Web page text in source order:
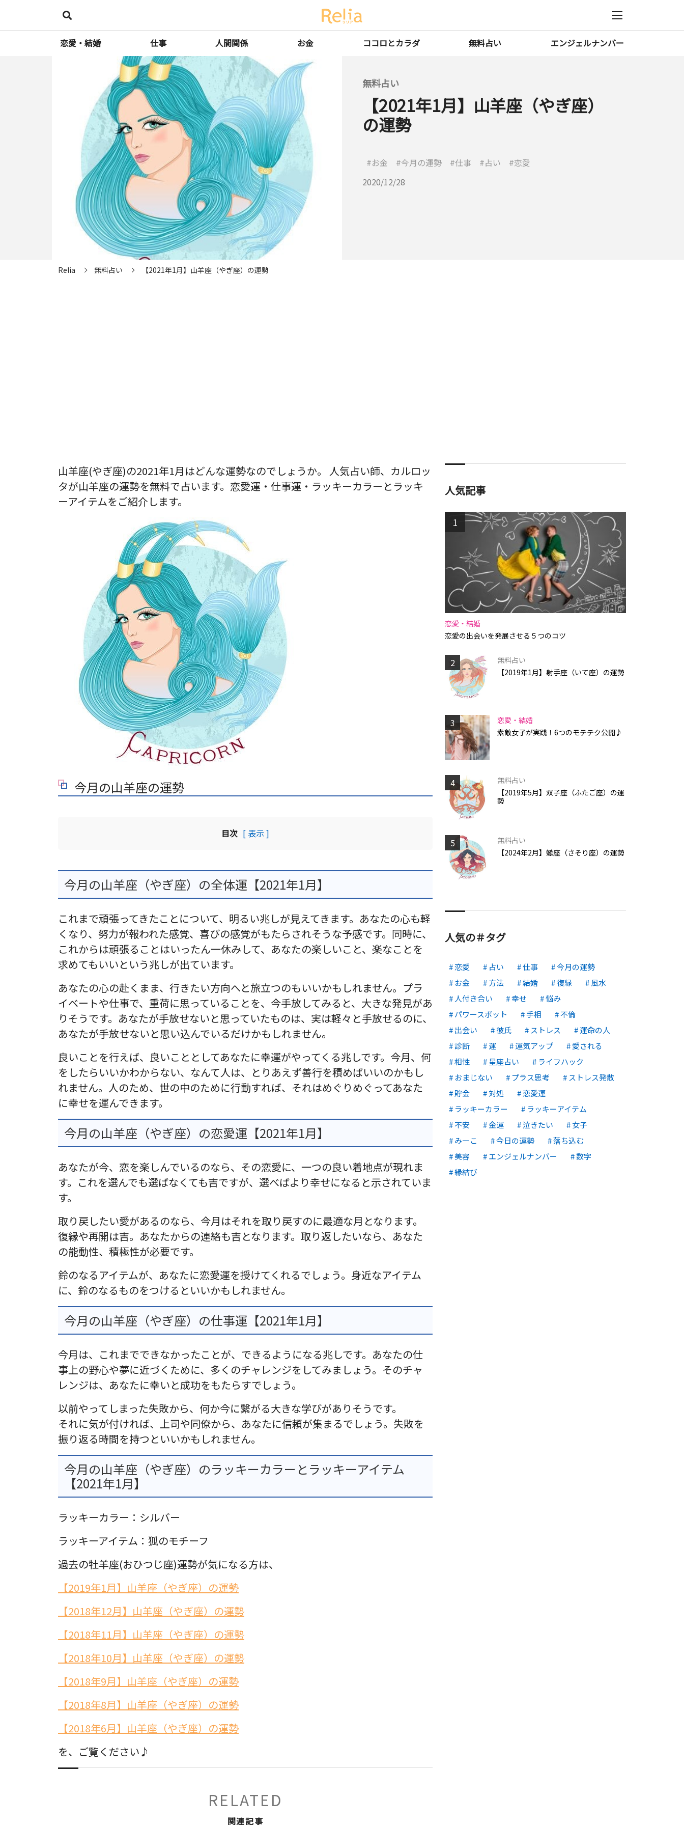
恋愛・結婚 仕事 人間関係 お金 ココロとカラダ 無料占い エンジェルナンバー
無料占い
【2021年1月】山羊座（やぎ座）
の運勢
お金 今月の運勢 仕事 占い
恋愛
2020/12/28
Relia 無料占い 【2021年1月】山羊座（やぎ座）の運勢
山羊座(やぎ座)の2021年1月はどんな運勢なのでしょうか。 人気占い師、カルロッ
タが山羊座の運勢を無料で占います。恋愛運・仕事運・ラッキーカラーとラッキ
ーアイテムをご紹介します。
今月の山羊座の運勢
目次 [ 表示 ]
今月の山羊座（やぎ座）の全体運【2021年1月】
これまで頑張ってきたことについて、明るい兆しが見えてきます。あなたの心も軽
くなり、努力が報われた感覚、喜びの感覚がもたらされそうな予感です。同時に、
これからは頑張ることはいったん一休みして、あなたの楽しいこと、楽なことを
求めてもいいという兆しが出ています。
あなたの心の赴くまま、行きたい方向へと旅立つのもいいかもしれません。プラ
イベートや仕事で、重荷に思っていることを、今手放してみると、大きな発見があ
りそうです。あなたが手放せないと思っていたものは、実は軽々と手放せるのに、
あなたが手放せないと思い込んでいるだけかもしれません。
良いことを行えば、良いこととしてあなたに幸運がやってくる兆しです。今月、何
をしたらいいかわからない、なんて人は、とりあえず善行を積めばいいのかもし
れません。人のため、世の中のために行動すれば、それはめぐりめぐってあなた
に幸せを運んできます。
今月の山羊座（やぎ座）の恋愛運【2021年1月】
あなたが今、恋を楽しんでいるのなら、その恋愛に、一つの良い着地点が現れま
す。これを選んでも選ばなくても吉ですが、選べばより幸せになると示されていま
す。
取り戻したい愛があるのなら、今月はそれを取り戻すのに最適な月となります。
復縁や再開は吉。あなたからの連絡も吉となります。取り返したいなら、あなた
の能動性、積極性が必要です。
鈴のなるアイテムが、あなたに恋愛運を授けてくれるでしょう。身近なアイテム
に、鈴のなるものをつけるといいかもしれません。
今月の山羊座（やぎ座）の仕事運【2021年1月】
今月は、これまでできなかったことが、できるようになる兆しです。あなたの仕
事上の野心や夢に近づくために、多くのチャレンジをしてみましょう。そのチャ
レンジは、あなたに幸いと成功をもたらすでしょう。
以前やってしまった失敗から、何か今に繋がる大きな学びがありそうです。
それに気が付ければ、上司や同僚から、あなたに信頼が集まるでしょう。失敗を
振り返る時間を持つといいかもしれません。
今月の山羊座（やぎ座）のラッキーカラーとラッキーアイテム
【2021年1月】
ラッキーカラー：シルバー
ラッキーアイテム：狐のモチーフ
過去の牡羊座(おひつじ座)運勢が気になる方は、
【2019年1月】山羊座（やぎ座）の運勢
【2018年12月】山羊座（やぎ座）の運勢
【2018年11月】山羊座（やぎ座）の運勢
【2018年10月】山羊座（やぎ座）の運勢
【2018年9月】山羊座（やぎ座）の運勢
【2018年8月】山羊座（やぎ座）の運勢
【2018年6月】山羊座（やぎ座）の運勢
を、ご覧ください♪
RELATED
関連記事
人気記事
1
恋愛・結婚
恋愛の出会いを発展させる５つのコツ
2
無料占い
【2019年1月】射手座（いて座）の運勢
3
恋愛・結婚
素敵女子が実践！6つのモテテク公開♪
4
無料占い
【2019年5月】双子座（ふたご座）の運
勢
5
無料占い
【2024年2月】蠍座（さそり座）の運勢
人気の＃タグ
恋愛 占い 仕事
今月の運勢
お金
方法 結婚 復縁
風水
人付き合い
幸せ
悩み
パワースポット
手相
不倫
出会い
彼氏 ストレス
運命の人
診断
運 運気アップ
愛される
相性
星座占い
ライフハック
おまじない
プラス思考
ストレス発散
貯金
対処
恋愛運
ラッキーカラー
ラッキーアイテム
不安
金運 泣きたい
女子
みーこ
今日の運勢
落ち込む
美容
エンジェルナンバー
数字
縁結び